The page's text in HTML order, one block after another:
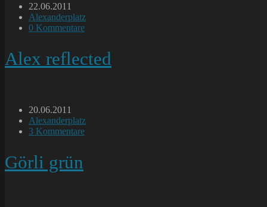
Beitrag
veröffentlicht:
22.06.2011
Beitrags-
Kategorie:
Alexanderplatz
Beitrags-
0 Kommentare
Alex reflected
Beitrag
veröffentlicht:
20.06.2011
Beitrags-
Kategorie:
Alexanderplatz
Beitrags-
3 Kommentare
Görli grün